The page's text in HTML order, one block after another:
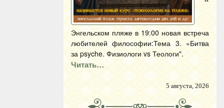
Энгельском пляже в 19:00 новая встреча
любителей философии:Тема 3. «Битва
за psyche. Физиологи vs Теологи".
Читать…
5 августа, 2026